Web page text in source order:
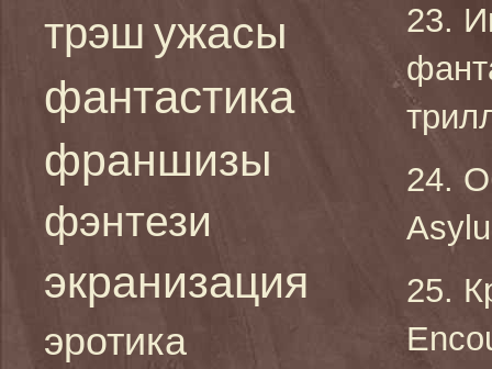
трэш ужасы
фантастика
франшизы
фэнтези
экранизация
эротика
23.
24.
25.